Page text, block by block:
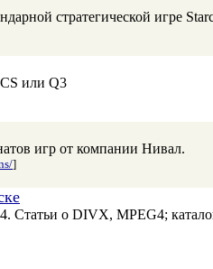
стратегической игре
или Q3
игр от компании Нивал.
]
Статьи о DIVX, MPEG4;